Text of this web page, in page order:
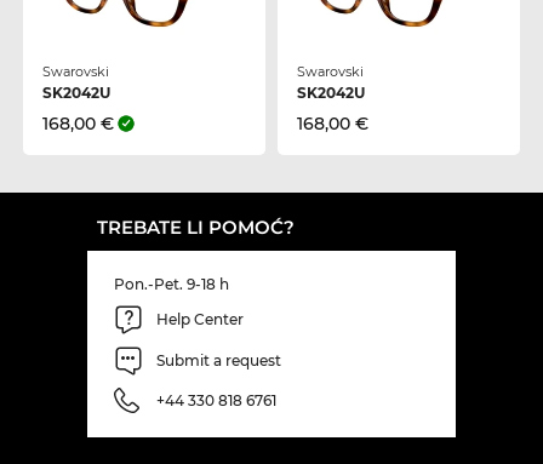
Swarovski
SK2042U
168,00 €
Swarovski
SK2042U
168,00 €
TREBATE LI POMOĆ?
Pon.-Pet. 9-18 h
Help Center
Submit a request
+44 330 818 6761